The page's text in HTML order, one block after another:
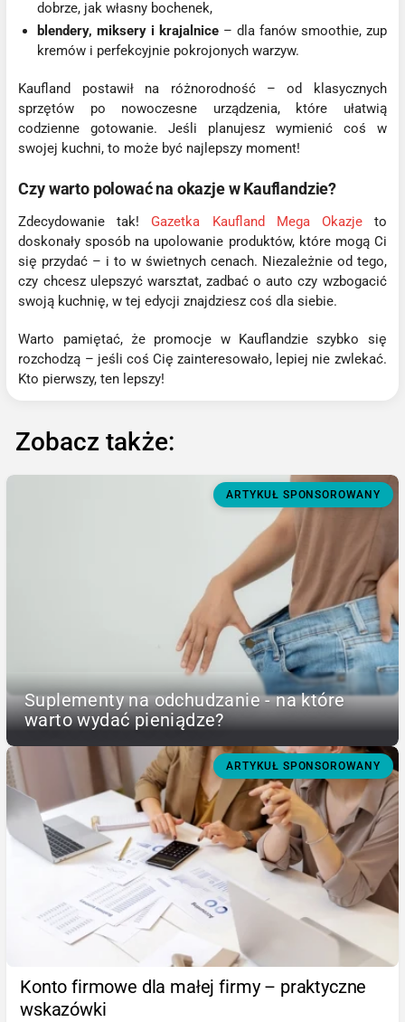
dobrze, jak własny bochenek,
blendery, miksery i krajalnice– dla fanów smoothie, zup
kremów i perfekcyjnie pokrojonych warzyw.
Kaufland postawił na różnorodność – od klasycznych
sprzętów po nowoczesne urządzenia, które ułatwią
codzienne gotowanie. Jeśli planujesz wymienić coś w
swojej kuchni, to może być najlepszy moment!
Czy warto polować na okazje w Kauflandzie?
Zdecydowanie tak! Gazetka Kaufland Mega Okazjeto
doskonały sposób na upolowanie produktów, które mogą Ci
się przydać – i to w świetnych cenach. Niezależnie od tego,
czy chcesz ulepszyć warsztat, zadbać o auto czy wzbogacić
swoją kuchnię, w tej edycji znajdziesz coś dla siebie.
Warto pamiętać, że promocje w Kauflandzie szybko się
rozchodzą – jeśli coś Cię zainteresowało, lepiej nie zwlekać.
Kto pierwszy, ten lepszy!
Zobacz także:
ARTYKUŁ SPONSOROWANY
Suplementy na odchudzanie - na które
warto wydać pieniądze?
ARTYKUŁ SPONSOROWANY
Konto firmowe dla małej firmy – praktyczne
wskazówki